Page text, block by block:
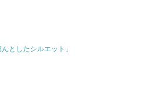
んとしたシルエット」